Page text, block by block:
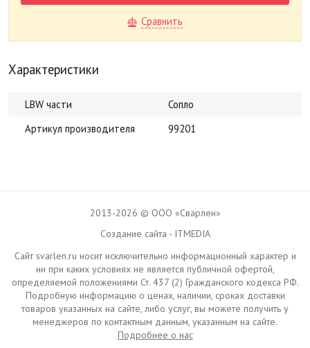
Сравнить
Характеристики
LBW части
Сопло
Артикул производителя
99201
2013-2026 © ООО «Сварлен»
Создание сайта - ITMEDIA
Сайт svarlen.ru носит исключительно информационный характер и
ни при каких условиях не является публичной офертой,
определяемой положениями Ст. 437 (2) Гражданского кодекса РФ.
Подробную информацию о ценах, наличии, сроках доставки
товаров указанных на сайте, либо услуг, вы можете получить у
менеджеров по контактным данным, указанным на сайте.
Подробнее о нас